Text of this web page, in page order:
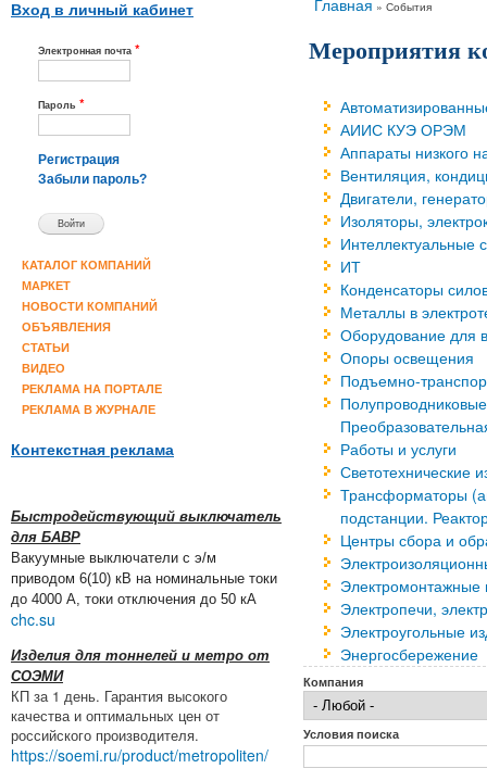
Вход в личный кабинет
Электронная почта *
Пароль *
Регистрация
Забыли пароль?
КАТАЛОГ КОМПАНИЙ
МАРКЕТ
НОВОСТИ КОМПАНИЙ
ОБЪЯВЛЕНИЯ
СТАТЬИ
ВИДЕО
РЕКЛАМА НА ПОРТАЛЕ
РЕКЛАМА В ЖУРНАЛЕ
Контекстная реклама
Быстродействующий выключатель
для БАВР
Вакуумные выключатели с э/м
приводом 6(10) кВ на номинальные токи
до 4000 А, токи отключения до 50 кА
chc.su
Изделия для тоннелей и метро от
СОЭМИ
КП за 1 день. Гарантия высокого
качества и оптимальных цен от
российского производителя.
https://soemi.ru/product/metropoliten/
Вы здесь
Главная » События
Мероприятия
АИИС КУЭ ОРЭМ
Аппараты низкого
Вентиляция,
Двигатели,
Изоляторы,
Интеллектуальные
ИТ
Конденсаторы
Металлы в
Оборудование для
Опоры освещения
Подъемно-
Работы и услуги
Светотехнические
Трансформаторы
подстанции.
Центры сбора и
Электромонтажные
Электропечи,
Электроугольные
Энергосбережение
Компания
Условия поиска